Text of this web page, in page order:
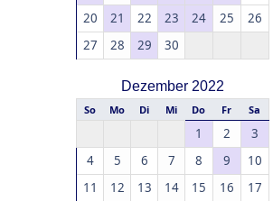
20
21 22 23 24 25
26
27
28 29 30
Dezember 2022
So Mo Di Mi Do Fr Sa
1 2
3
4
5 6 7 8 9
10
11
12 13 14 15 16
17